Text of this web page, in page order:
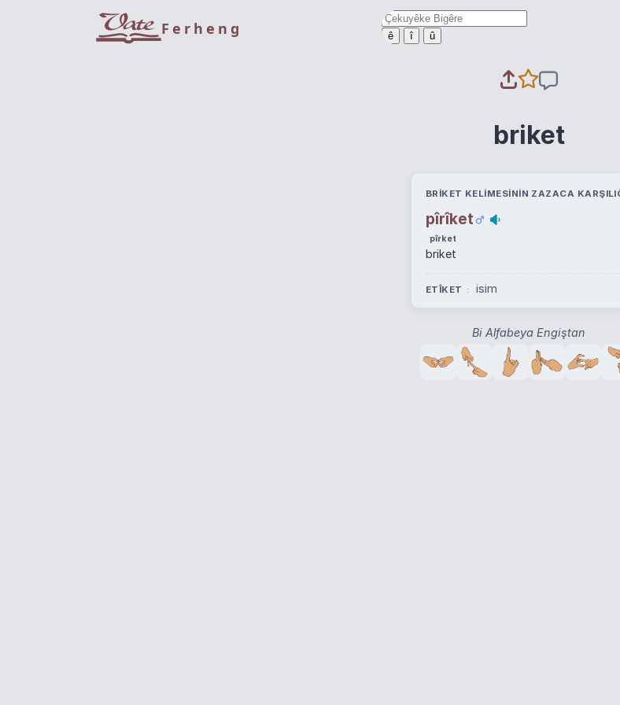
Ferheng ê î û
briket
BRIKET KELIMESININ ZAZACA
pîrîket
pîrket
briket
ETÎKET isim
Bi Alfabeya Engiştan